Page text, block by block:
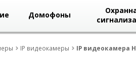
Домофоны
IP видеокамеры IP видеокамера